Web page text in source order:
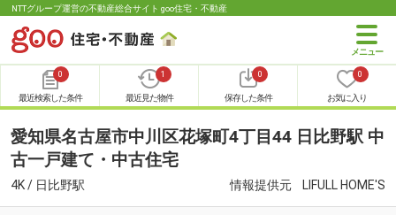
NTTグループ運営の不動産総合サイト goo住宅・不動産
0
最近検索した条件
1
最近見た物件
0
保存した条件
0
お気に入り
愛知県名古屋市中川区花塚町4丁目44 日比野駅 中
古一戸建て・中古住宅
4K / 日比野駅 情報提供元 LIFULL HOME'S